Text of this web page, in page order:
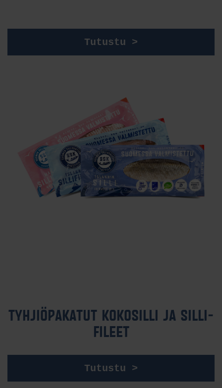
Tutustu >
TYH­JIÖ­PA­KA­TUT KO­KO­SIL­LI JA SIL­LI­
FI­LEET
Tutustu >